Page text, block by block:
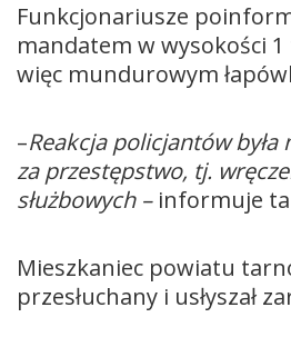
Funkcjonariusze
mandatem w wysokości
więc mundurowym
–Reakcja policjantów
za przestępstwo, tj.
służbowych – informuje
Mieszkaniec powiatu
przesłuchany i usłyszał